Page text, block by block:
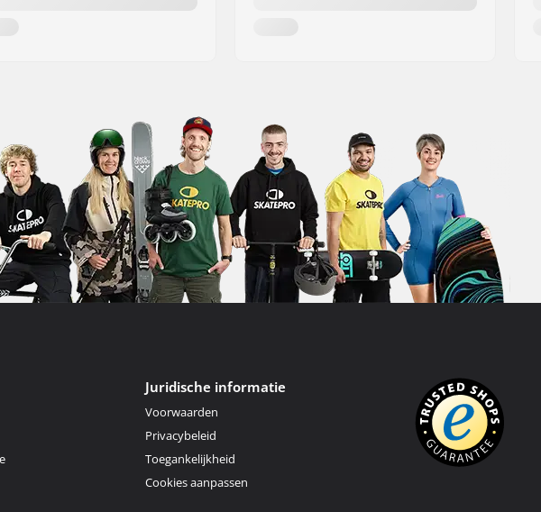
Juridische informatie
Voorwaarden
Privacybeleid
Toegankelijkheid
Cookies aanpassen